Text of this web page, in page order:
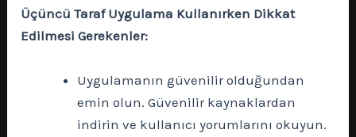
Üçüncü Taraf Uygulama Kullanırken Dikkat
Edilmesi Gerekenler:
Uygulamanın güvenilir olduğundan
emin olun. Güvenilir kaynaklardan
indirin ve kullanıcı yorumlarını okuyun.